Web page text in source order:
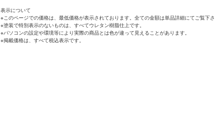
表示について
※このページでの価格は、最低価格が表示されております。全ての金額は単品詳細にてご覧下
※塗装で特別表示のないものは、すべてウレタン樹脂仕上です。
※パソコンの設定や環境等により実際の商品とは色が違って見えることがあります。
※掲載価格は、すべて税込表示です。